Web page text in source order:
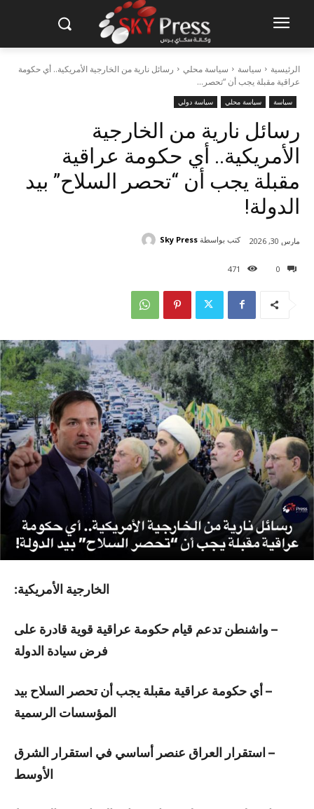
الرئيسية سياسة سياسة محلي
رسائل نارية من الخارجية الأمريكية.. أي حكومة
عراقية مقبلة يجب أن “تحصر...
سياسة سياسة محلي سياسة دولي
رسائل نارية من الخارجية
الأمريكية.. أي حكومة عراقية
مقبلة يجب أن “تحصر السلاح” بيد
الدولة!
0
471
مارس 30, 2026 كتب بواسطة Sky Press
الخارجية الأمريكية:
– واشنطن تدعم قيام حكومة عراقية قوية قادرة على
فرض سيادة الدولة
– أي حكومة عراقية مقبلة يجب أن تحصر السلاح بيد
المؤسسات الرسمية
– استقرار العراق عنصر أساسي في استقرار الشرق
الأوسط